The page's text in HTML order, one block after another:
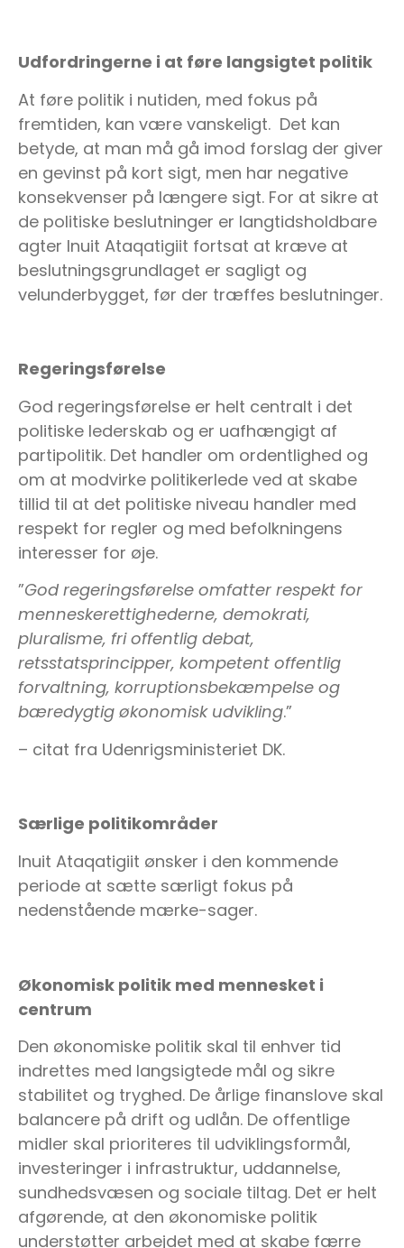
Udfordringerne i at føre langsigtet politik
At føre politik i nutiden, med fokus på
fremtiden, kan være vanskeligt. Det kan
betyde, at man må gå imod forslag der giver
en gevinst på kort sigt, men har negative
konsekvenser på længere sigt. For at sikre at
de politiske beslutninger er langtidsholdbare
agter Inuit Ataqatigiit fortsat at kræve at
beslutningsgrundlaget er sagligt og
velunderbygget, før der træffes beslutninger.
Regeringsførelse
God regeringsførelse er helt centralt i det
politiske lederskab og er uafhængigt af
partipolitik. Det handler om ordentlighed og
om at modvirke politikerlede ved at skabe
tillid til at det politiske niveau handler med
respekt for regler og med befolkningens
interesser for øje.
”God regeringsførelse omfatter respekt for
menneskerettighederne, demokrati,
pluralisme, fri offentlig debat,
retsstatsprincipper, kompetent offentlig
forvaltning, korruptionsbekæmpelse og
bæredygtig økonomisk udvikling.”
– citat fra Udenrigsministeriet DK.
Særlige politikområder
Inuit Ataqatigiit ønsker i den kommende
periode at sætte særligt fokus på
nedenstående mærke-sager.
Økonomisk politik med mennesket i
centrum
Den økonomiske politik skal til enhver tid
indrettes med langsigtede mål og sikre
stabilitet og tryghed. De årlige finanslove skal
balancere på drift og udlån. De offentlige
midler skal prioriteres til udviklingsformål,
investeringer i infrastruktur, uddannelse,
sundhedsvæsen og sociale tiltag. Det er helt
afgørende, at den økonomiske politik
understøtter arbejdet med at skabe færre